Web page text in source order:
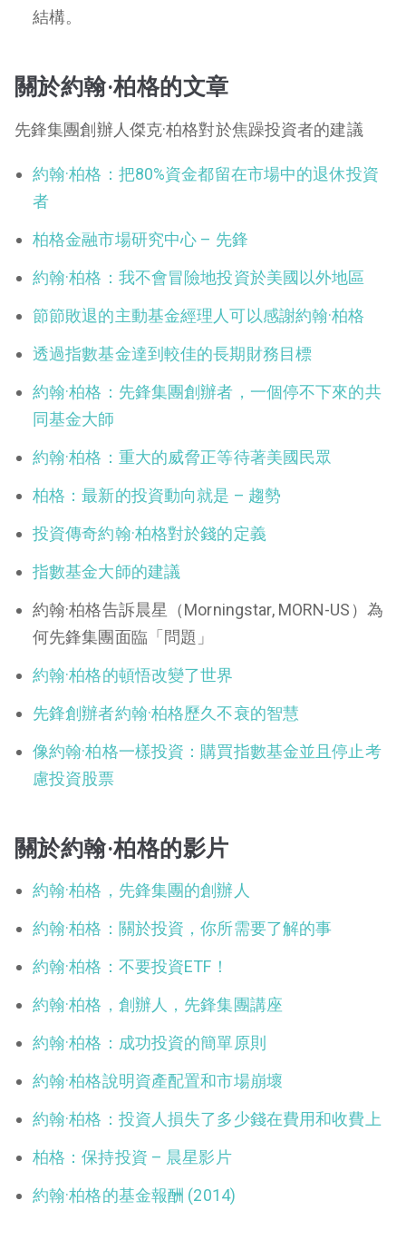
結構。
關於約翰·柏格的文章
先鋒集團創辦人傑克·柏格對於焦躁投資者的建議
約翰·柏格：把80%資金都留在市場中的退休投資
者
柏格金融市場研究中心 – 先鋒
約翰·柏格：我不會冒險地投資於美國以外地區
節節敗退的主動基金經理人可以感謝約翰·柏格
透過指數基金達到較佳的長期財務目標
約翰·柏格：先鋒集團創辦者，一個停不下來的共
同基金大師
約翰·柏格：重大的威脅正等待著美國民眾
柏格：最新的投資動向就是 – 趨勢
投資傳奇約翰·柏格對於錢的定義
指數基金大師的建議
約翰·柏格告訴晨星（Morningstar, MORN-US）為
何先鋒集團面臨「問題」
約翰·柏格的頓悟改變了世界
先鋒創辦者約翰·柏格歷久不衰的智慧
像約翰·柏格一樣投資：購買指數基金並且停止考
慮投資股票
關於約翰·柏格的影片
約翰·柏格，先鋒集團的創辦人
約翰·柏格：關於投資，你所需要了解的事
約翰·柏格：不要投資ETF！
約翰·柏格，創辦人，先鋒集團講座
約翰·柏格：成功投資的簡單原則
約翰·柏格說明資產配置和市場崩壞
約翰·柏格：投資人損失了多少錢在費用和收費上
柏格：保持投資 – 晨星影片
約翰·柏格的基金報酬 (2014)